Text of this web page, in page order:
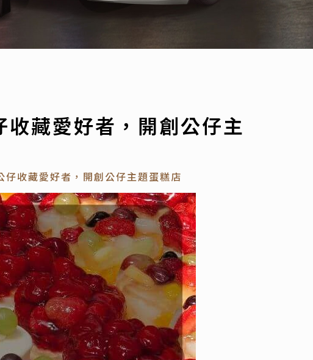
收藏愛好者，開創公仔主
仔收藏愛好者，開創公仔主題蛋糕店